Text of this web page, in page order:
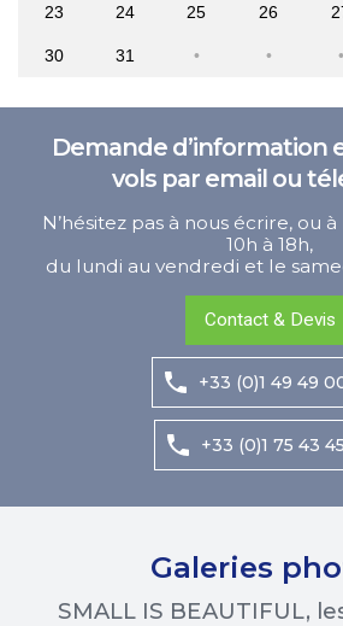
23 24 25 26
30 31
Demande d’information
vols par email ou
N’hésitez pas à nous écrire, ou
10h à 18h,
du lundi au vendredi et le
Contact & Devis
+33 (0)1 49 49
+33 (0)1 75 43
Galeries
SMALL IS BEAUTIFUL,